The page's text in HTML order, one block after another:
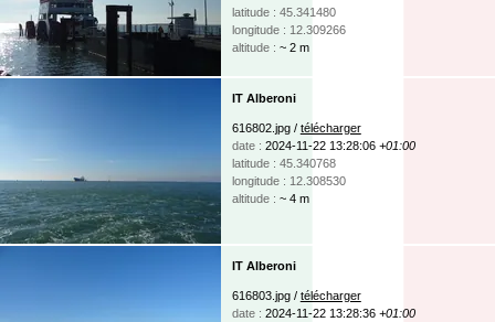
latitude : 45.341480
longitude : 12.309266
altitude : ~ 2 m
IT Alberoni
616802.jpg / télécharger
date : 2024-11-22 13:28:06 +01:00
latitude : 45.340768
longitude : 12.308530
altitude : ~ 4 m
IT Alberoni
616803.jpg / télécharger
date : 2024-11-22 13:28:36 +01:00